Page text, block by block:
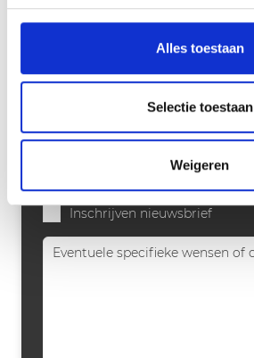
Alles toestaan
Selectie toestaan
Weigeren
Inschrijven nieuwsbrief